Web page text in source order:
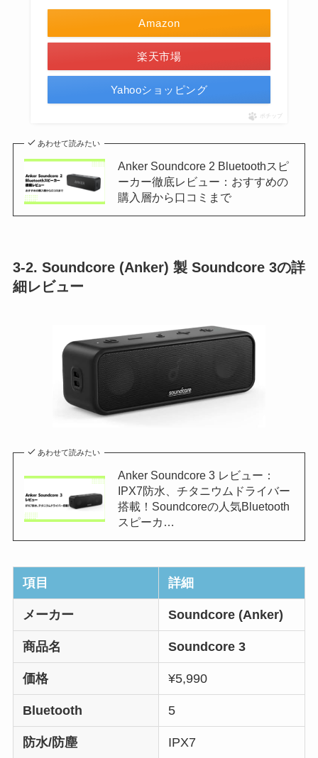
Amazon
楽天市場
Yahooショッピング
ポチップ
あわせて読みたい
Anker Soundcore 2 Bluetoothスピ
ーカー徹底レビュー：おすすめの
購入層から口コミまで
3-2. Soundcore (Anker) 製 Soundcore 3の詳
細レビュー
あわせて読みたい
Anker Soundcore 3 レビュー：
IPX7防水、チタニウムドライバー
搭載！Soundcoreの人気Bluetooth
スピーカ…
項目 詳細
メーカー Soundcore (Anker)
商品名 Soundcore 3
価格 ¥5,990
Bluetooth 5
防水/防塵 IPX7